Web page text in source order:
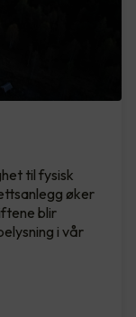
til fysisk
øker
blir
i vår